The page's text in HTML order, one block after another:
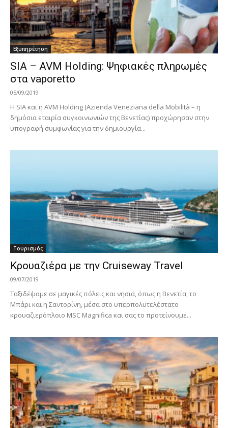
Εξυπηρέτηση
SIA – AVM Holding: Ψηφιακές πληρωμές
στα vaporetto
05/09/2019
Η SIA και η AVM Holding (Azienda Veneziana della Mobilità – η
δημόσια εταιρία συγκοινωνιών της Βενετίας) προχώρησαν στην
υπογραφή συμφωνίας για την δημιουργία...
Τουρισμός
Κρουαζιέρα με την Cruiseway Travel
09/07/2019
Tαξιδέψαμε σε μαγικές πόλεις και νησιά, όπως η Βενετία, το
Μπάρι και η Σαντορίνη, μέσα στο υπερπολυτελέστατο
κρουαζιερόπλοιο MSC Magnifica και σας το προτείνουμε...